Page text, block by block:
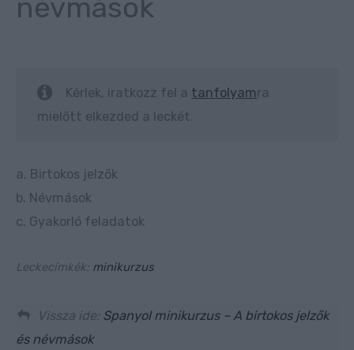
névmások
Kérlek, iratkozz fel a tanfolyamra
mielőtt elkezded a leckét.
a. Birtokos jelzők
b. Névmások
c. Gyakorló feladatok
Leckecímkék: minikurzus
Vissza ide: Spanyol minikurzus – A birtokos jelzők
és névmások